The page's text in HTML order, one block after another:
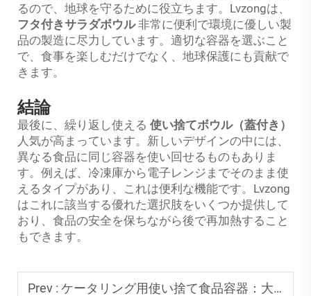
るので、地球を守るために役立ちます。Lvzongは、
フタ付きサラダボウル非常に便利で環境に優しい製
品の製造に尽力しています。適切な容器を選ぶこと
で、食事を楽しむだけでなく、地球保護にも貢献で
きます。
結論
最後に、繰り返し使える 使い捨てボウル（蓋付き）
人気が高まっています。新しいデザインの中には、
異なる食品に同じ容器を使い回せるものもありま
す。例えば、冷凍庫から電子レンジまでそのまま使
えるタイプがあり、これは便利な機能です。Lvzong
はこれに該当する優れた選択肢をいくつか提供して
おり、食品の安全を保ちながら後で再加熱すること
もできます。
Prev : ケータリング用使い捨て食品容器：大規模イベント向けの耐久性のあるおすすめ品